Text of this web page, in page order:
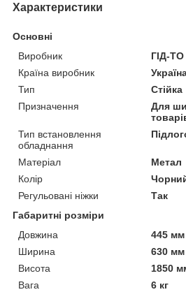
Характеристики
Основні
Виробник
ГІД-ТО
Країна виробник
Тип
Стійка
Призначення
Для
Тип встановлення
обладнання
Матеріал
Метал
Колір
Регульовані ніжки
Так
Габаритні розміри
Довжина
445 мм
Ширина
630 мм
Висота
1850
Вага
6 кг